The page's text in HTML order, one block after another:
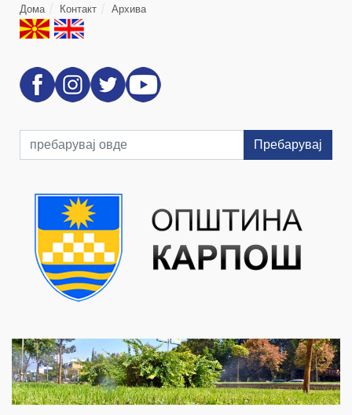
Дома Контакт Архива
Пребарувај